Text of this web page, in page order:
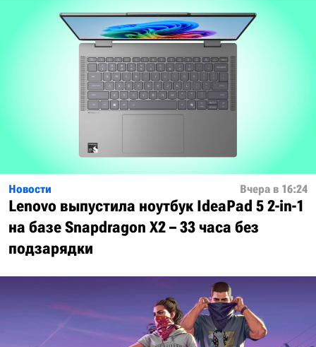
Новости Вчера в 16:24
Lenovo выпустила ноутбук IdeaPad 5 2-in-1
на базе Snapdragon X2 – 33 часа без
подзарядки